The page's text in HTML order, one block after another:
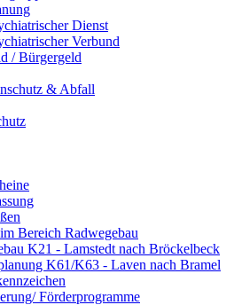
Dienst
Verbund
/ Bürgergeld
& Abfall
Bereich Radwegebau
K21 - Lamstedt nach Bröckelbeck
K61/K63 - Laven nach Bramel
Förderprogramme